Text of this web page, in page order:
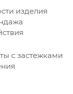
изделия
с застежками